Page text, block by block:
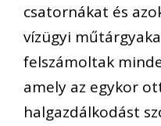
csatornákat és
vízügyi
felszámoltak
amely az egykor
halgazdálkodást